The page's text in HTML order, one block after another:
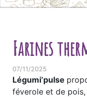
Farines
07/11/2025
Légumi’pulse
féverole et de